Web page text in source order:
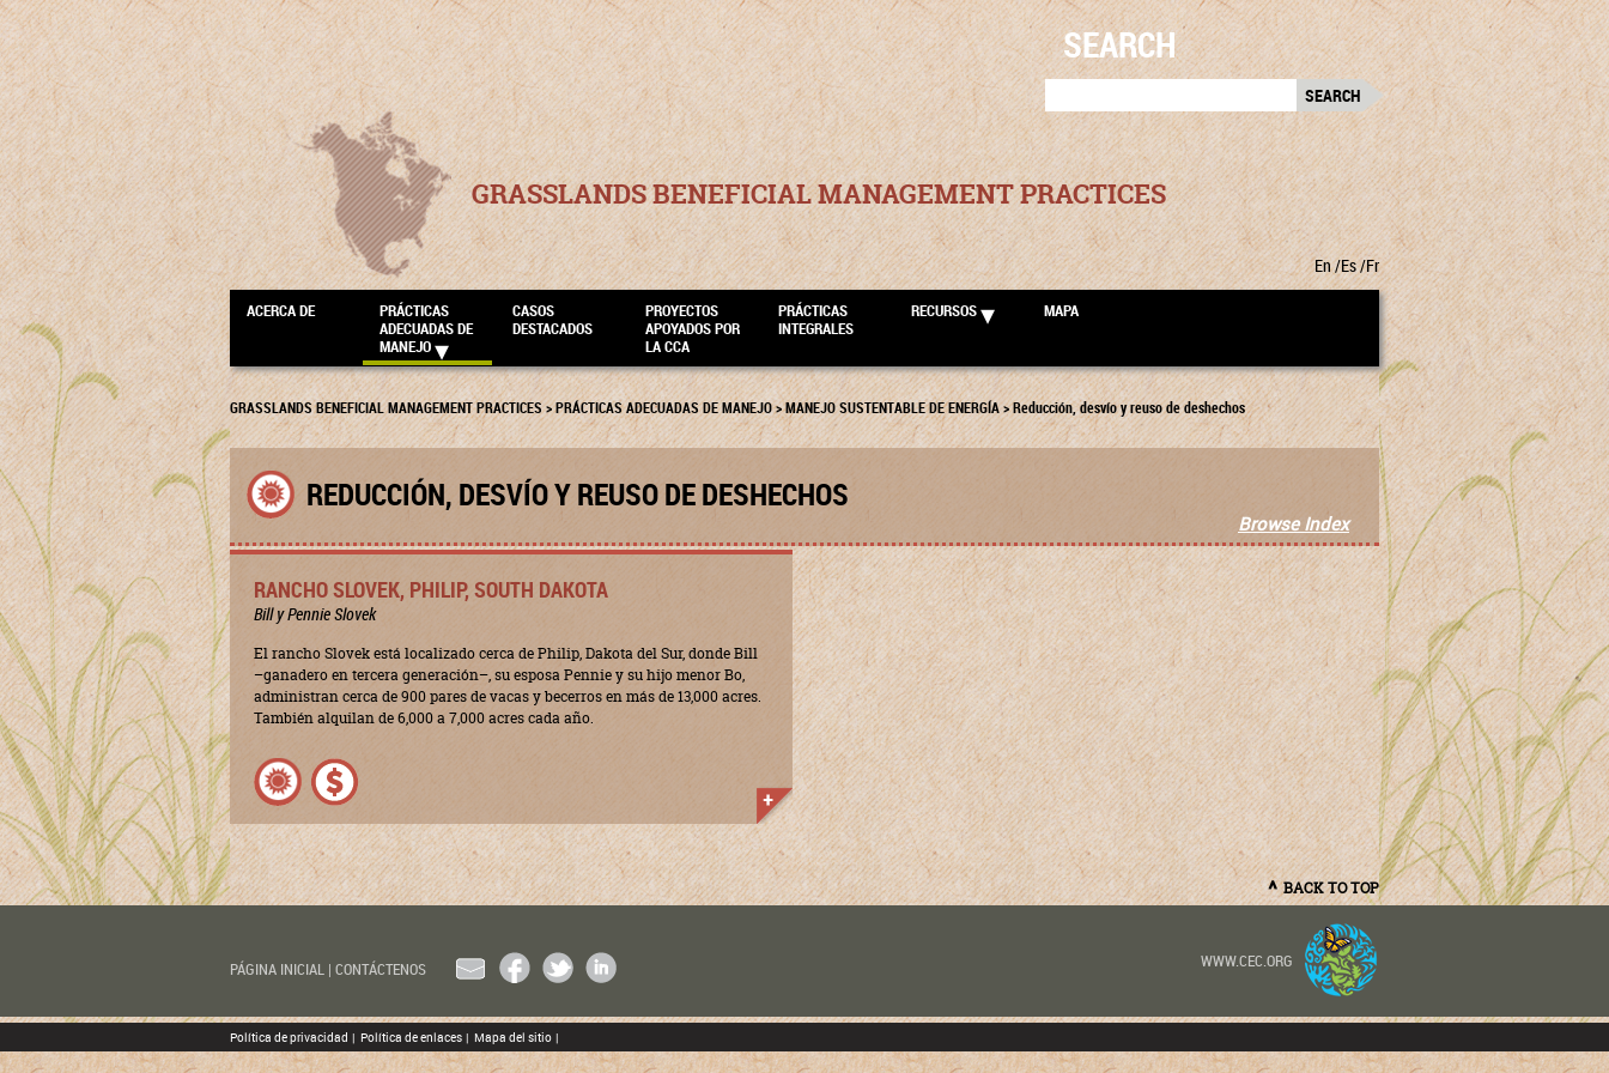
SEARCH
SEARCH
FOR:
GRASSLANDS BENEFICIAL MANAGEMENT PRACTICES
En Es Fr
ACERCA DE
PRÁCTICAS
ADECUADAS DE
MANEJO
CASOS
DESTACADOS
PROYECTOS
APOYADOS POR
LA CCA
PRÁCTICAS
INTEGRALES
RECURSOS MAPA
GRASSLANDS BENEFICIAL MANAGEMENT PRACTICES>PRÁCTICAS ADECUADAS DE MANEJO>MANEJO SUSTENTABLE DE ENERGÍA>Reducción, desvío y reuso de deshechos
REDUCCIÓN, DESVÍO Y REUSO DE DESHECHOS
Browse Index
RANCHO SLOVEK, PHILIP, SOUTH DAKOTA
Bill y Pennie Slovek
El rancho Slovek está localizado cerca de Philip, Dakota del Sur, donde Bill
–ganadero en tercera generación–, su esposa Pennie y su hijo menor Bo,
administran cerca de 900 pares de vacas y becerros en más de 13,000 acres.
También alquilan de 6,000 a 7,000 acres cada año.
BACK TO TOP
PÁGINA INICIAL | CONTÁCTENOS
WWW.CEC.ORG
Política de privacidad | Política de enlaces | Mapa del sitio |